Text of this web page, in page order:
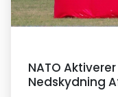
NATO
Nedskydning